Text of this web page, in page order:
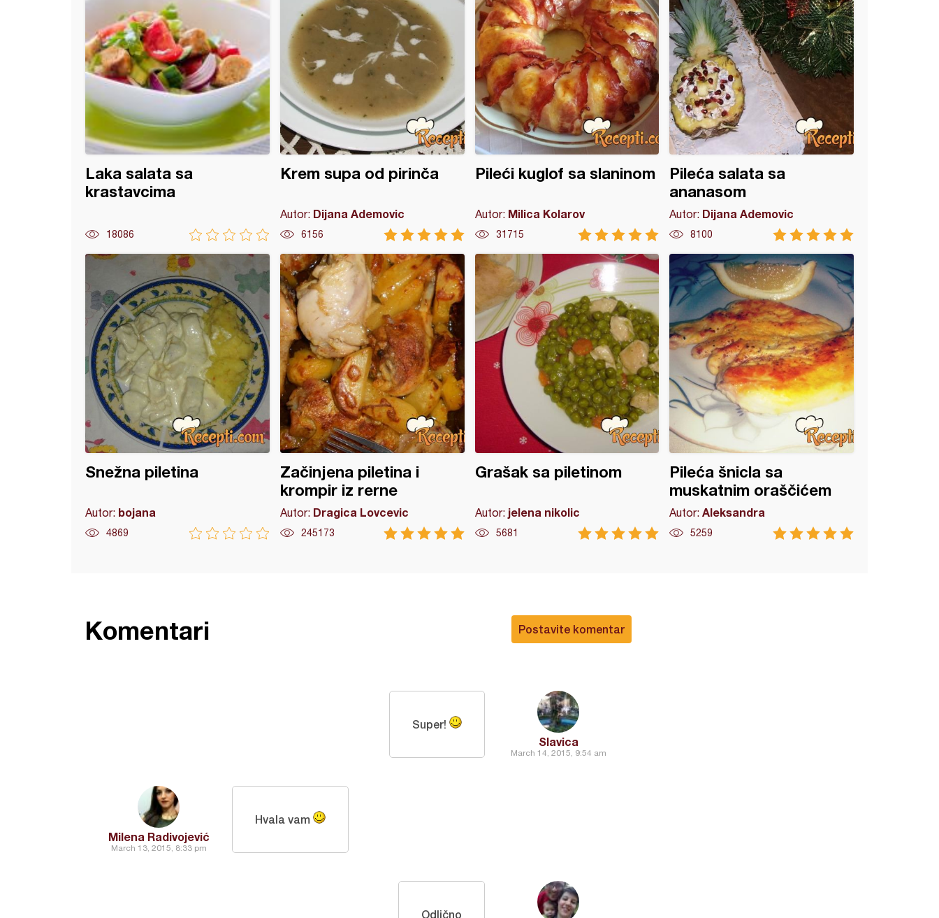
Laka salata sa
krastavcima
18086
Krem supa od pirinča
Autor: Dijana Ademovic
6156
Pileći kuglof sa slaninom
Autor: Milica Kolarov
31715
Pileća salata sa
ananasom
Autor: Dijana Ademovic
8100
Snežna piletina
Autor: bojana
4869
Začinjena piletina i
krompir iz rerne
Autor: Dragica Lovcevic
245173
Grašak sa piletinom
Autor: jelena nikolic
5681
Pileća šnicla sa
muskatnim oraščićem
Autor:Aleksandra
5259
šnicla sa muskatnim oraščićem
Postavite komentar
Komentari
Slavica
March 14, 2015, 9:54 am
Super!
Milena Radivojević
March 13, 2015, 8:33 pm
Hvala vam
Odlično